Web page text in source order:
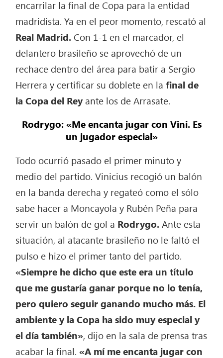
encarrilar la final de Copa para la entidad
madridista. Ya en el peor momento, rescató al
Real Madrid. Con 1-1 en el marcador, el
delantero brasileño se aprovechó de un
rechace dentro del área para batir a Sergio
Herrera y certificar su doblete en lafinal de
la Copa del Reyante los de Arrasate.
Rodrygo: «Me encanta jugar con Vini. Es
un jugador especial»
Todo ocurrió pasado el primer minuto y
medio del partido. Vinicius recogió un balón
en la banda derecha y regateó como el sólo
sabe hacer a Moncayola y Rubén Peña para
servir un balón de gol a Rodrygo.Ante esta
situación, al atacante brasileño no le faltó el
pulso e hizo el primer tanto del partido.
«Siempre he dicho que este era un título
que me gustaría ganar porque no lo tenía,
pero quiero seguir ganando mucho más. El
ambiente y la Copa ha sido muy especial y
el día también», dijo en la sala de prensa tras
acabar la final. «A mí me encanta jugar con